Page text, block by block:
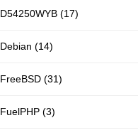
D54250WYB (17)
Debian (14)
FreeBSD (31)
FuelPHP (3)